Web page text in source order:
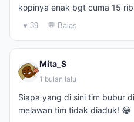
kopinya enak bgt cuma 15
♥ 39 💬 Balas
Mita_S
1 bulan lalu
Siapa yang di sini tim bubur
melawan tim tidak diaduk! 😂